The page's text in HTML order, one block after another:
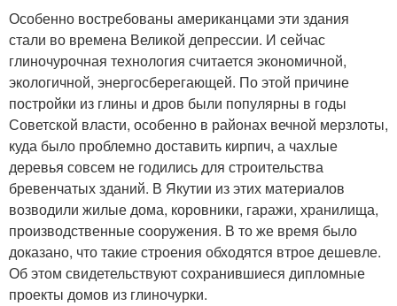
Особенно востребованы американцами эти здания
стали во времена Великой депрессии. И сейчас
глиночурочная технология считается экономичной,
экологичной, энергосберегающей. По этой причине
постройки из глины и дров были популярны в годы
Советской власти, особенно в районах вечной мерзлоты,
куда было проблемно доставить кирпич, а чахлые
деревья совсем не годились для строительства
бревенчатых зданий. В Якутии из этих материалов
возводили жилые дома, коровники, гаражи, хранилища,
производственные сооружения. В то же время было
доказано, что такие строения обходятся втрое дешевле.
Об этом свидетельствуют сохранившиеся дипломные
проекты домов из глиночурки.